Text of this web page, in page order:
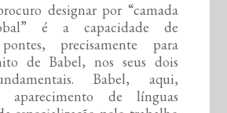
designar por “camada
é a capacidade de
precisamente para
de Babel, nos seus dois
Babel, aqui,
aparecimento de línguas